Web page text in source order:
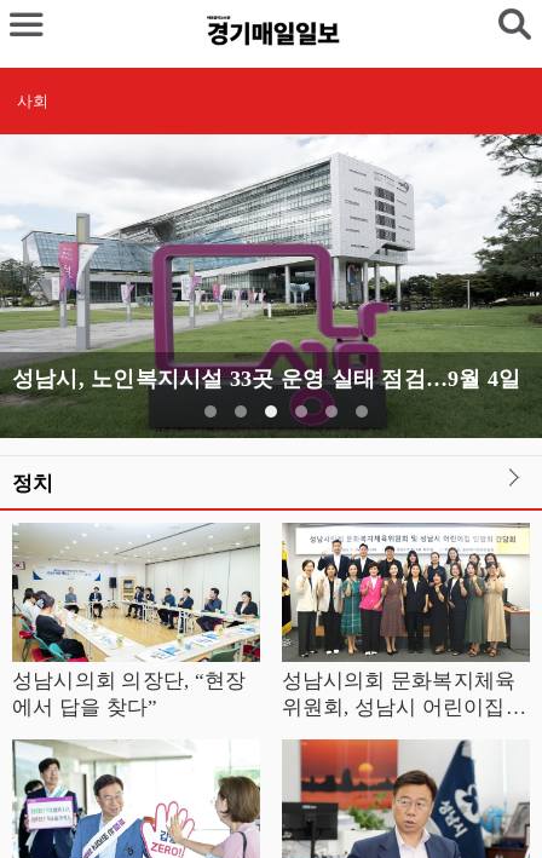
사회
성남시, 노인복지시설 33곳 운영 실태 점검…9월 4일까지
정치
성남시의회 의장단, “현장
에서 답을 찾다”
성남시의회 문화복지체육
위원회, 성남시 어린이집
연합회와 간담회 개최